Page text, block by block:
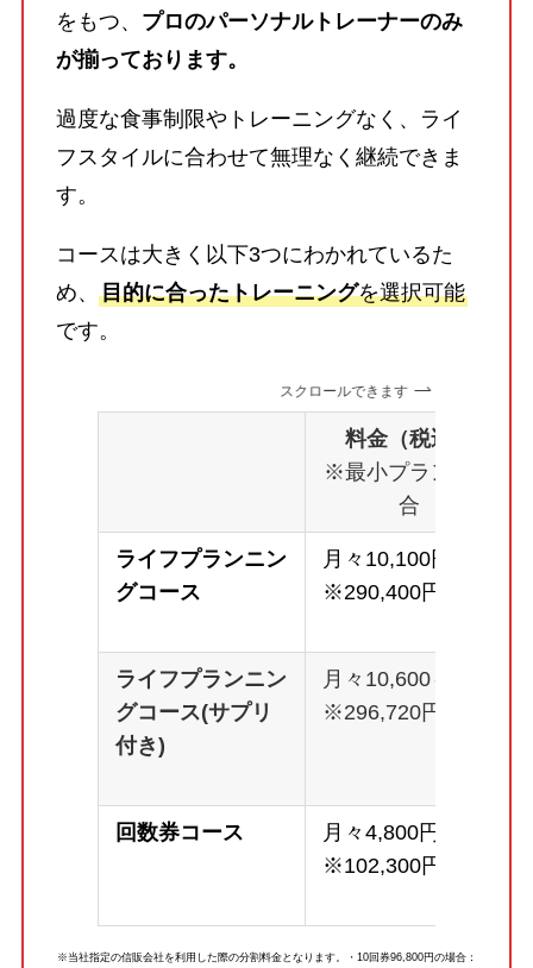
をもつ、 プロのパーソナルトレーナーのみ
が揃っております。
過度な食事制限やトレーニングなく、ライ
フスタイルに合わせて無理なく継続できま
す。
コースは大きく以下3つにわかれているた
め、 目的に合ったトレーニングを選択可能
です。
スクロールできます
料金（税込）
※最小プランの場
合
ライフプランニン
グコース
月々10,100円～
※290,400円
ライフプランニン
グコース(サプリ
付き)
月々10,600～
※296,720円
回数券コース
月々4,800円～
※102,300円
※当社指定の信販会社を利用した際の分割料金となります。・10回券96,800円の場合：